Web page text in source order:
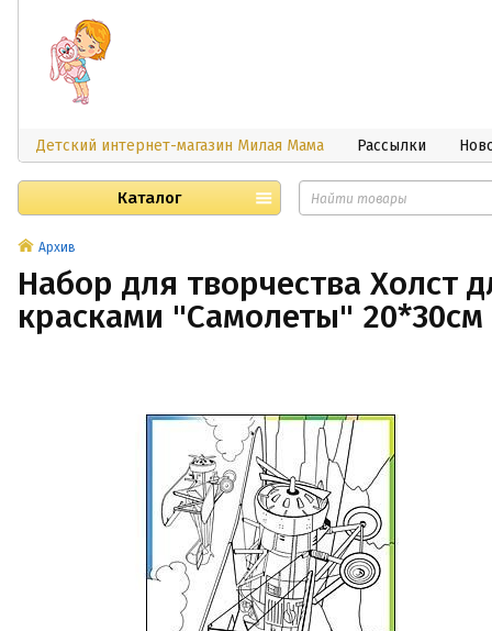
Детский интернет-магазин Милая Мама Рассылки
Каталог
Архив
Набор для творчества Холст
красками "Самолеты" 20*30см